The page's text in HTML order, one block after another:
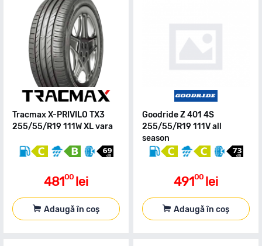
Tracmax X-PRIVILO TX3
255/55/R19 111W XL vara
48100 lei
Adaugă în coș
Goodride Z 401 4S
255/55/R19 111V all
season
49100 lei
Adaugă în coș